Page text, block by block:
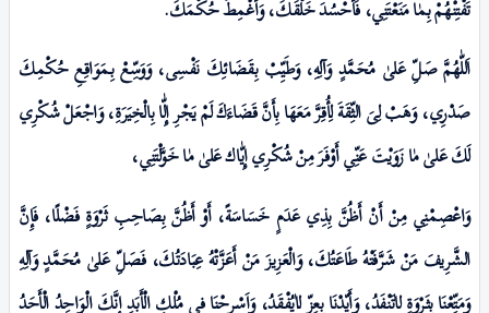
تَفْتِنْهُمْ بِـمٰا مَنَعْتَنِي، فَأَحْسُدَ خَلْقَكَ، وَأَغْمِطَ حُكْمَكَ.
اَللّٰهُمَّ صَلِّ عَلیٰ مُحَمَّدٍ وَآلِهِ، وَطَيِّبْ بِقَضَائِكَ نَفْسِی، وَوَسِّعْ بِـمَوَاقِعِ حُكْمِكَ
صَدْرِي، وَهَبْ لِیَ الثِّقَةَ لِأُقِرَّ مَعَهَا بِأَنَّ قَضَاءَكَ لَمْ يَجْرِ إِلّٰا بِالْخِیَرَةِ، وَاجْعَلْ شُكْرِي
لَكَ عَلیٰ مٰا زَوَيْتَ عَنِّي أَوْفَرَ مِنْ شُكْرِي إِيّٰاك عَلیٰ مٰا خَوَّلْتَنِي،
وَاعْصِمْنِي مِنْ أَنْ أَظُنَّ بِذِي عَدَمٍ خَسَاسَةً، أَوْ أَظُنَّ بِصَاحِبِ ثَرْوَةٍ فَضْلًا، فَإِنَّ
الشَّـرِيفَ مَنْ شَـرَّفَتْهُ طَاعَتُكَ، وَالْعَزِيزَ مَنْ أَعَزَّتْهُ عِبَادَتُكَ، فَصَلِّ عَلیٰ مُحَمَّدٍ وَآلِهِ
وَمَتِّعْنَا بِثَـرْوَةٍ لاٰتَنْفَدُ، وَأَيِّدْنَا بِعِزٍّ لاٰيُفْقَدُ، وَاَسْـرِحْنَا فیٖ مُلْكِ الْأَبَدِ إِنَّكَ الْوَاحِدُ الْأَحَدُ